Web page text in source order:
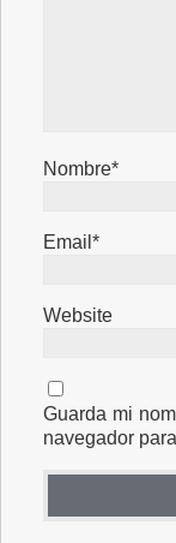
Nombre*
Email*
Website
Guarda mi
navegador